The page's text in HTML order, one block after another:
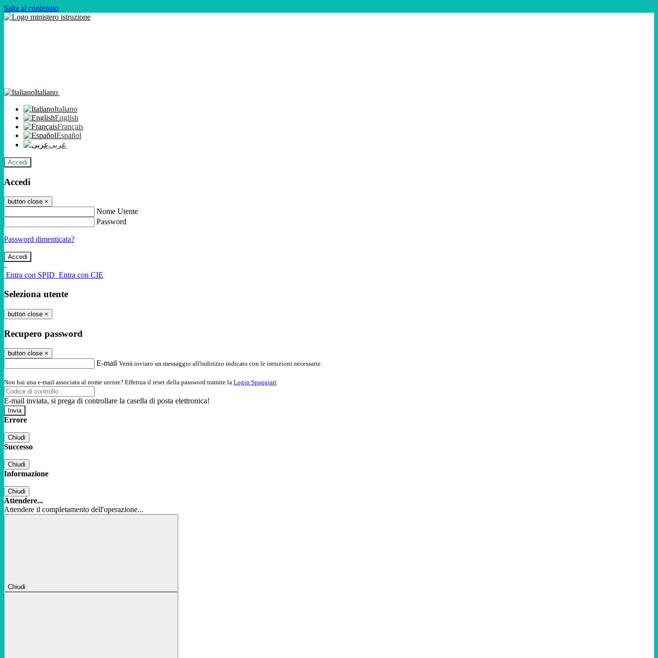
Salta al contenuto
Italiano
Italiano
English
Français
Español
عربى
Accedi
Accedi
button close ×
Nome Utente
Password
Password dimenticata?
-
Entra con SPID Entra con CIE
Seleziona utente
button close ×
Recupero password
button close ×
E-mail Verrà inviato un messaggio all'indirizzo indicato con le istruzioni necessarie.
Non hai una e-mail associata al nome utente? Effettua il reset della password tramite la Login Spaggiari
E-mail inviata, si prega di controllare la casella di posta elettronica!
Errore
Chiudi
Successo
Chiudi
Informazione
Chiudi
Attendere...
Attendere il completamento dell'operazione...
Chiudi